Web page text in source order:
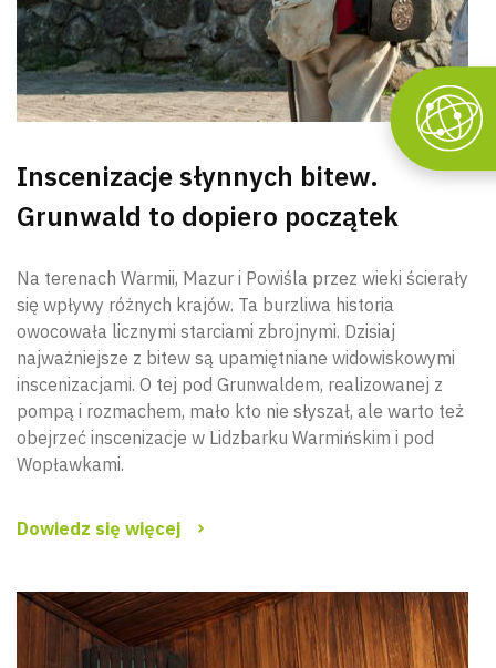
Inscenizacje słynnych bitew.
Grunwald to dopiero początek
Na terenach Warmii, Mazur i Powiśla przez wieki ścierały
się wpływy różnych krajów. Ta burzliwa historia
owocowała licznymi starciami zbrojnymi. Dzisiaj
najważniejsze z bitew są upamiętniane widowiskowymi
inscenizacjami. O tej pod Grunwaldem, realizowanej z
pompą i rozmachem, mało kto nie słyszał, ale warto też
obejrzeć inscenizacje w Lidzbarku Warmińskim i pod
Wopławkami.
Dowiedz się więcej